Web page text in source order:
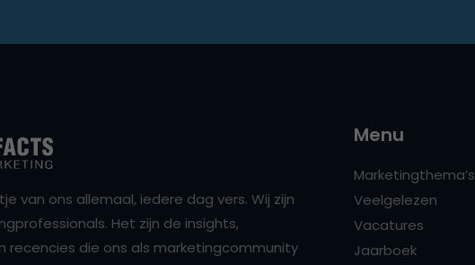
van ons allemaal, iedere dag vers. Wij zijn
Het zijn de insights,
recencies die ons als marketingcommunity
Menu
Marketingthema’s
Veelgelezen
Vacatures
Jaarboek